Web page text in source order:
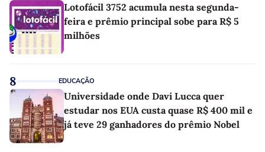
Lotofácil 3752 acumula nesta segunda-
feira e prêmio principal sobe para R$ 5
milhões
8 EDUCAÇÃO
Universidade onde Davi Lucca quer
estudar nos EUA custa quase R$ 400 mil e
já teve 29 ganhadores do prêmio Nobel